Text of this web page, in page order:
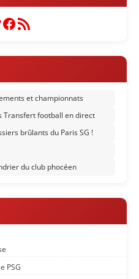
Facebook
Flux RSS
et championnats
Transfert football en direct
brûlants du Paris SG !
du club phocéen
PSG